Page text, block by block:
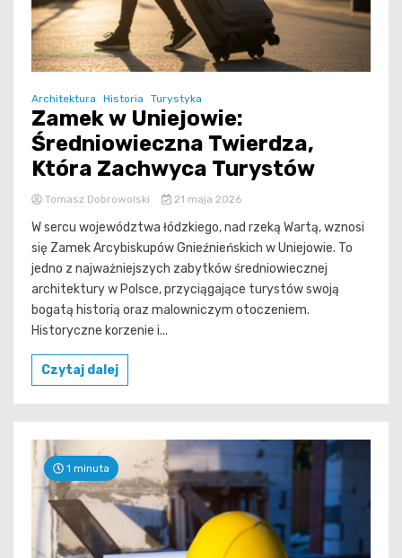
Architektura Historia Turystyka
Zamek w Uniejowie:
Średniowieczna Twierdza,
Która Zachwyca Turystów
Tomasz Dobrowolski 21 maja 2026
W sercu województwa łódzkiego, nad rzeką Wartą, wznosi
się Zamek Arcybiskupów Gnieźnieńskich w Uniejowie. To
jedno z najważniejszych zabytków średniowiecznej
architektury w Polsce, przyciągające turystów swoją
bogatą historią oraz malowniczym otoczeniem.
Historyczne korzenie i...
Czytaj dalej
1 minuta